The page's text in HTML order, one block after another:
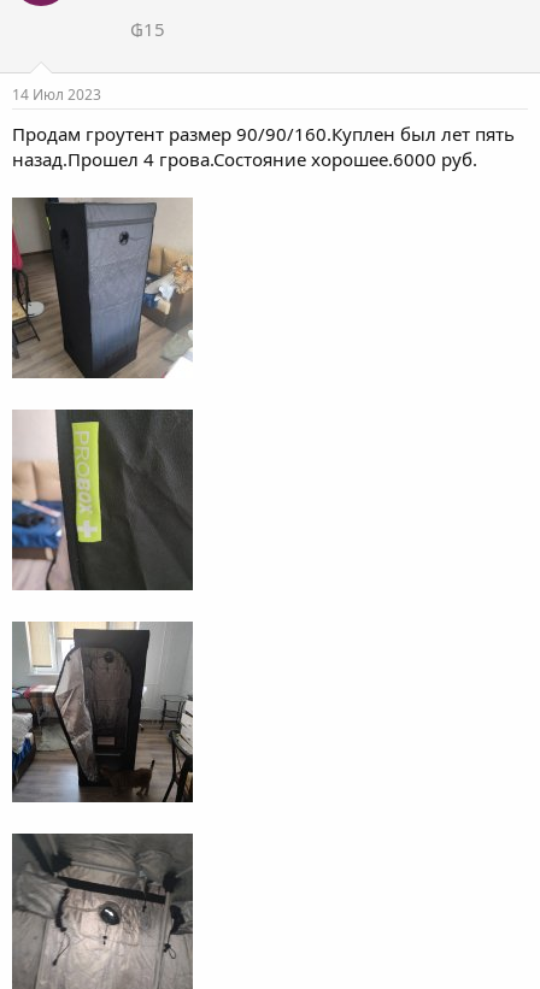
₲15
14 Июл 2023
Продам гроутент размер 90/90/160.Куплен был лет пять
назад.Прошел 4 грова.Состояние хорошее.6000 руб.